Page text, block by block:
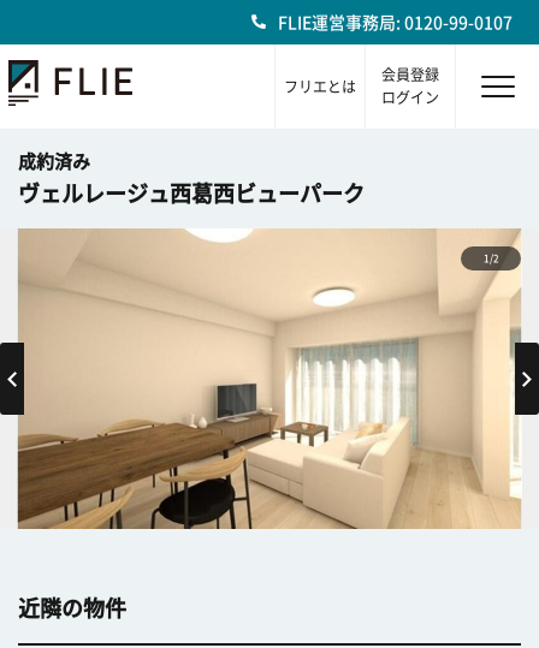
FLIE運営事務局: 0120-99-0107
フリエとは
会員登録
ログイン
成約済み
ヴェルレージュ西葛西ビューパーク
1/2
近隣の物件